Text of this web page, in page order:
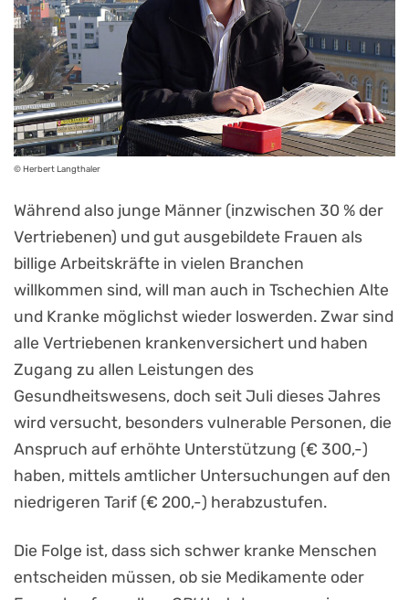
© Herbert Langthaler
Während also junge Männer (inzwischen 30 % der
Vertriebenen) und gut ausgebildete Frauen als
billige Arbeitskräfte in vielen Branchen
willkommen sind, will man auch in Tschechien Alte
und Kranke möglichst wieder loswerden. Zwar sind
alle Vertriebenen krankenversichert und haben
Zugang zu allen Leistungen des
Gesundheitswesens, doch seit Juli dieses Jahres
wird versucht, besonders vulnerable Personen, die
Anspruch auf erhöhte Unterstützung (€ 300,-)
haben, mittels amtlicher Untersuchungen auf den
niedrigeren Tarif (€ 200,-) herabzustufen.
Die Folge ist, dass sich schwer kranke Menschen
entscheiden müssen, ob sie Medikamente oder